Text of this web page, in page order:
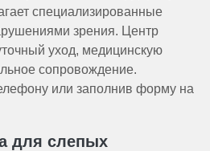
специализированные
зрения. Центр
уход, медицинскую
сопровождение.
или заполнив форму на
для слепых